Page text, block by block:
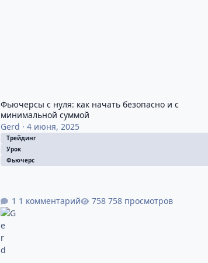
Фьючерсы с нуля: как начать безопасно и с
минимальной суммой
Gerd ·4 июня, 2025
Трейдинг
Урок
Фьючерс
1 комментарий 758 просмотров